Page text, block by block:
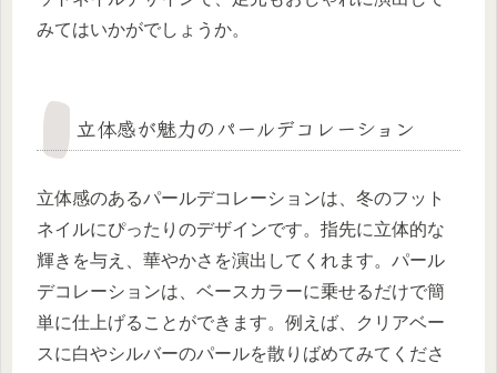
みてはいかがでしょうか。
立体感が魅力のパールデコレーション
立体感のあるパールデコレーションは、冬のフット
ネイルにぴったりのデザインです。指先に立体的な
輝きを与え、華やかさを演出してくれます。パール
デコレーションは、ベースカラーに乗せるだけで簡
単に仕上げることができます。例えば、クリアベー
スに白やシルバーのパールを散りばめてみてくださ